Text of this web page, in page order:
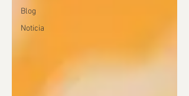
Blog
Noticia